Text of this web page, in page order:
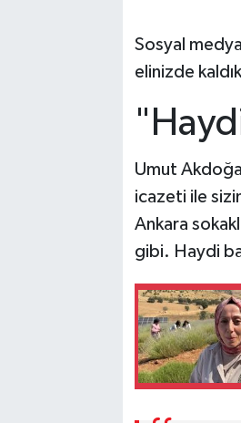
Sosyal
elinizde
Umut
icazeti ile
Ankara
gibi. Haydi